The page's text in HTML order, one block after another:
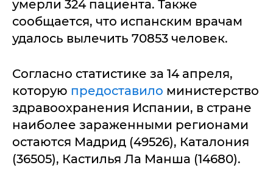
умерли 324 пациента. Также
сообщается, что испанским врачам
удалось вылечить 70853 человек.
Согласно статистике за 14 апреля,
которую предоставило министерство
здравоохранения Испании, в стране
наиболее зараженными регионами
остаются Мадрид (49526), Каталония
(36505), Кастилья Ла Манша (14680).